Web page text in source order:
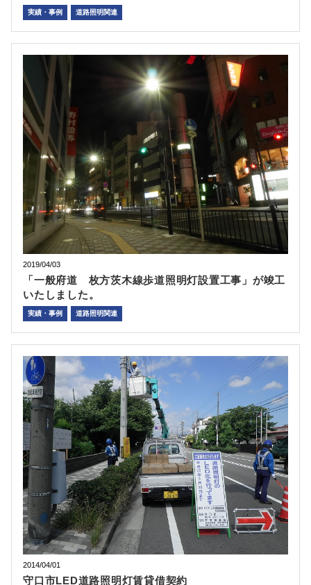
実績・事例 道路照明関連
2019/04/03
「一般府道 枚方茨木線歩道照明灯設置工事」が竣工
いたしました。
実績・事例 道路照明関連
2014/04/01
守口市LED道路照明灯賃貸借契約